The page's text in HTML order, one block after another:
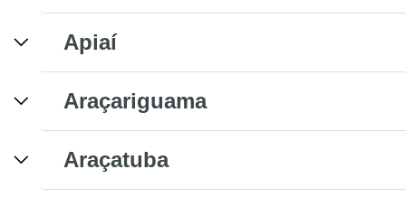
Apiaí
Araçariguama
Araçatuba